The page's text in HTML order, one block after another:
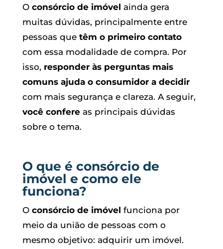
O consórcio de imóvel ainda gera
muitas dúvidas, principalmente entre
pessoas que têm o primeiro contato
com essa modalidade de compra. Por
isso, responder às perguntas mais
comuns ajuda o consumidor a decidir
com mais segurança e clareza. A seguir,
você confereas principais dúvidas
sobre o tema.
O que é consórcio de
imóvel e como ele
funciona?
O consórcio de imóvel funciona por
meio da união de pessoas com o
mesmo objetivo: adquirir um imóvel.